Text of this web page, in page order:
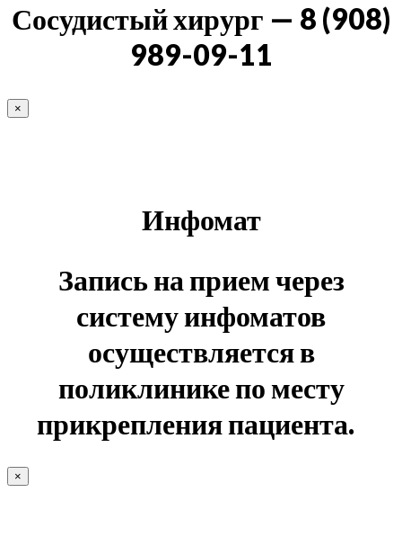
Сосудистый хирург — 8 (908)
989-09-11
×
Инфомат
Запись на прием через
систему инфоматов
осуществляется в
поликлинике по месту
прикрепления пациента.
×